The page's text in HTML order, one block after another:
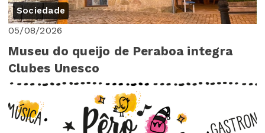
Sociedade
05/08/2026
Museu do queijo de Peraboa integra
Clubes Unesco